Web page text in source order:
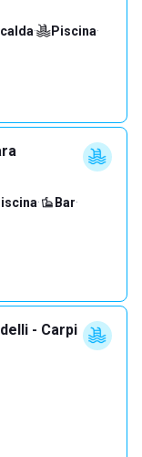
· Piscina·
· Bar·
- Carpi